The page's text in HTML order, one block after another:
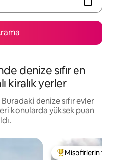
denize sıfır en
kiralık yerler
denize sıfır evler
konularda yüksek puan
Misafirlerin
Misafirlerin